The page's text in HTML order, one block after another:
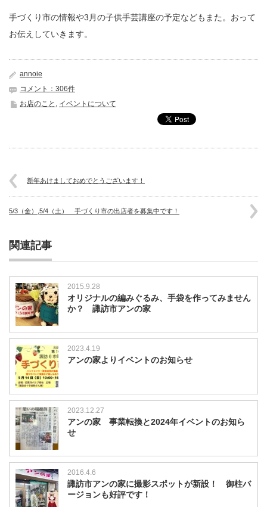
手づくり市の情報や3月の子供手芸講座の予定などもまた。おって
お伝えしていきます。
annoie
コメント：306件
お店のこと
イベントについて
新年あけましておめでとうございます！
5/3（金）,5/4（土） 手づくり市の出店者を募集中です！
関連記事
2015.9.28
オリジナルの編みぐるみ、手袋を作ってみません
か？ 諏訪市アンの家
2023.4.19
アンの家よりイベントのお知らせ
2023.12.27
アンの家 事業転換と2024年イベントのお知ら
せ
2016.4.6
諏訪市アンの家に撮影スポットが新設！ 御柱バ
ージョンも好評です！